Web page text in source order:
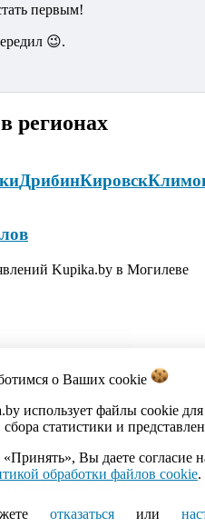
первым!
😉.
регионах
ДрибинКировск
Kupika.by в Могилеве
о Ваших cookie
использует файлы cookie
статистики и
Вы даете согласие
обработки файлов cookie.
отказаться или
КаталогИмпорт
Беларусь, г.Минск,